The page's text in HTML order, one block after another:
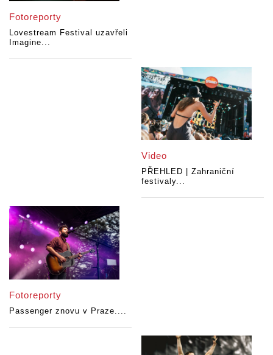
Fotoreporty
Lovestream Festival uzavřeli
Imagine...
Video
PŘEHLED | Zahraniční
festivaly...
Fotoreporty
Passenger znovu v Praze....